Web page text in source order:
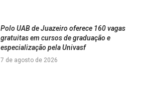
Polo UAB de Juazeiro oferece 160 vagas
gratuitas em cursos de graduação e
especialização pela Univasf
7 de agosto de 2026